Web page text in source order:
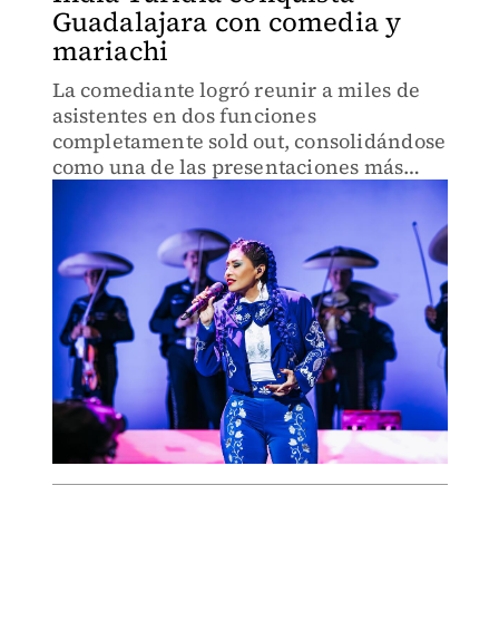
Guadalajara con comedia y
mariachi
La comediante logró reunir a miles de
asistentes en dos funciones
completamente sold out, consolidándose
como una de las presentaciones más
exitosas y esperadas del Día de las
Madres.